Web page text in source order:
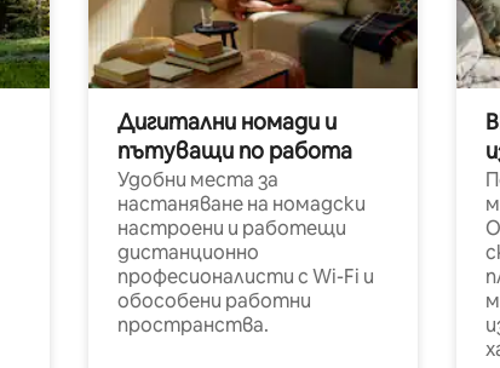
Дигитални номади и
пътуващи по работа
Удобни места за
настаняване на номадски
настроени и работещи
дистанционно
професионалисти с Wi-Fi и
обособени работни
пространства.